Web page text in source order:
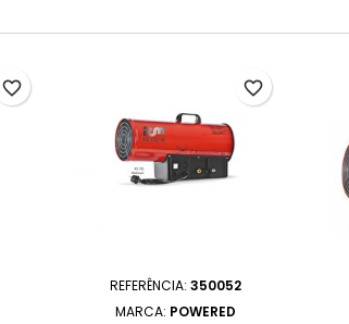
favorite_border
REFERÊNCIA: 350052
MARCA: POWERED
favorite_border